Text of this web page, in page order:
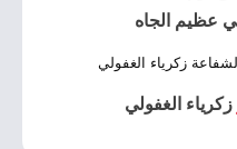
عظيم الجاه
زكرياء الغفولي
زكرياء الغفولي